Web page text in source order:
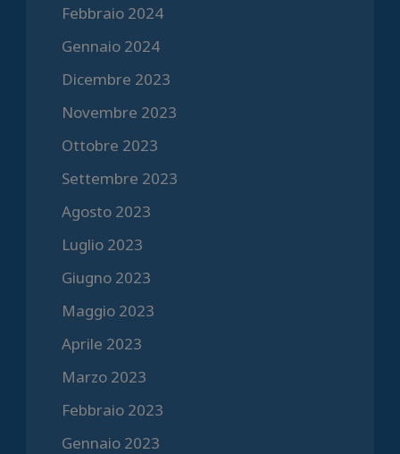
Febbraio 2024
Gennaio 2024
Dicembre 2023
Novembre 2023
Ottobre 2023
Settembre 2023
Agosto 2023
Luglio 2023
Giugno 2023
Maggio 2023
Aprile 2023
Marzo 2023
Febbraio 2023
Gennaio 2023